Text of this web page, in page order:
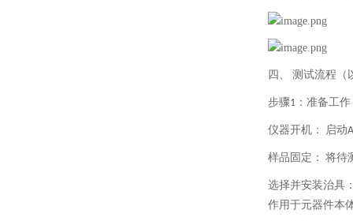
四、 测试流程（
步骤1：准备工作
仪器开机： 启动
样品固定： 将待
选择并安装治具
作用于元器件本